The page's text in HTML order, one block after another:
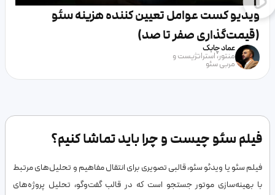
ویدیو کست عوامل تعیین کننده هزینه سئو
(قیمت‌گذاری صفر تا صد)
عماد چابک
منتور، استراتژیست و
مربی سئو
فیلم سئو چیست و چرا باید تماشا کنیم؟
فیلم سئو یا ویدئو سئو، قالبی تصویری برای انتقال مفاهیم و تحلیل‌های مرتبط
با بهینه‌سازی موتور جستجو است که در قالب گفت‌وگو، تحلیل پروژه‌های